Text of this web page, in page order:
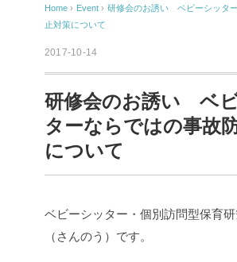
Home › Event › 研修会のお誘い ベビーシッタ
止対策について
2017-10-14
研修会のお誘い ベ
ターならではの事故
について
ベビーシッター・個別訪問型保育
（さんのう）です。